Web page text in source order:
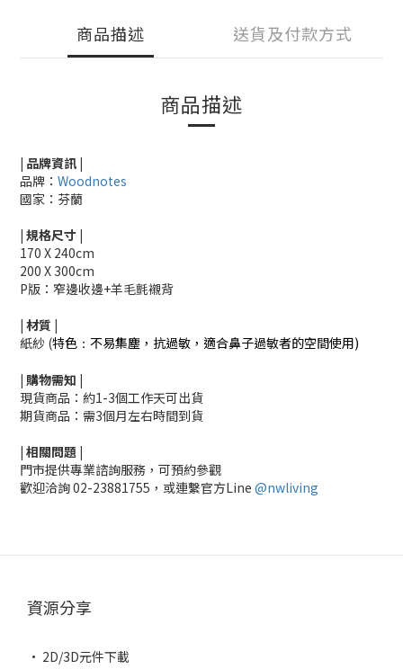
商品描述 送貨及付款方式
商品描述
| 品牌資訊 |
品牌： Woodnotes
國家：芬蘭
| 規格尺寸 |
170 X 240cm
200 X 300cm
P版：窄邊收邊+羊毛氈襯背
| 材質 |
紙紗 (特色 ： 不易集塵，抗過敏，適合鼻子過敏者的空間使用)
| 購物需知 |
現貨商品：約1-3個工作天可出貨
期貨商品：需3個月左右時間到貨
| 相關問題 |
門市提供專業諮詢服務，可預約參觀
歡迎洽詢02-23881755， 或連繫官方Line @nwliving
資源分享
• 2D/3D元件下載